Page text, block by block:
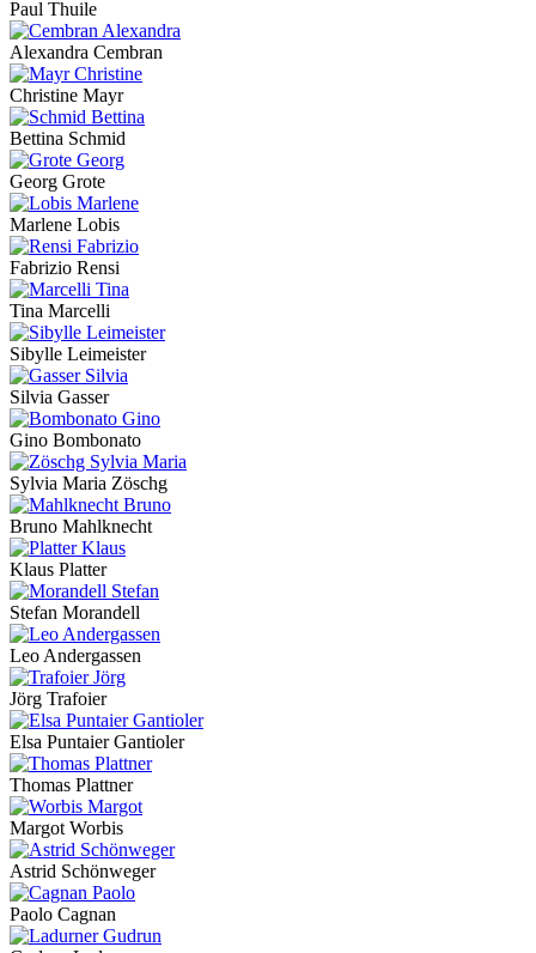
Paul Thuile
Alexandra Cembran
Christine Mayr
Bettina Schmid
Georg Grote
Marlene Lobis
Fabrizio Rensi
Tina Marcelli
Sibylle Leimeister
Silvia Gasser
Gino Bombonato
Sylvia Maria Zöschg
Bruno Mahlknecht
Klaus Platter
Stefan Morandell
Leo Andergassen
Jörg Trafoier
Elsa Puntaier Gantioler
Thomas Plattner
Margot Worbis
Astrid Schönweger
Paolo Cagnan